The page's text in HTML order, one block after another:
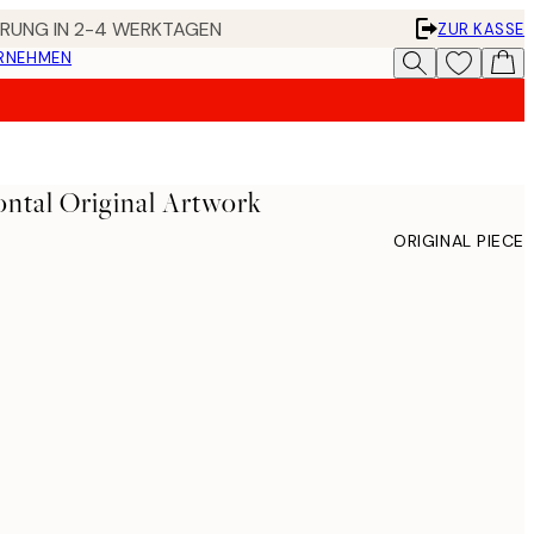
IN 2-4 WERKTAGEN
ZUR KASSE
Original Artwork
ORIGINAL PIECE